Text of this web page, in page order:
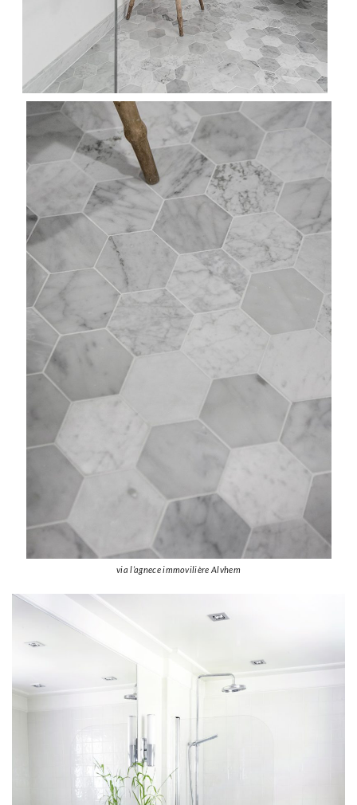
via l’agnece immovilière Alvhem